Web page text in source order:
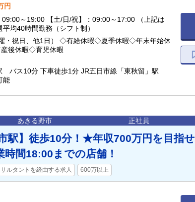
円
09:00～19:00 【土/日/祝】：09:00～17:00 （上記は
均40時間勤務（シフト制）
・祝日、他1日） ◇有給休暇◇夏季休暇◇年末年始休
後休暇◇育児休暇
バス10分 下車徒歩1分 JR五日市線「東秋留」駅
能
あきる野市 正社員
駅】徒歩10分！★年収700万円を目指せ
間18:00までの店舗！
サルタントを経由する求人 600万以上